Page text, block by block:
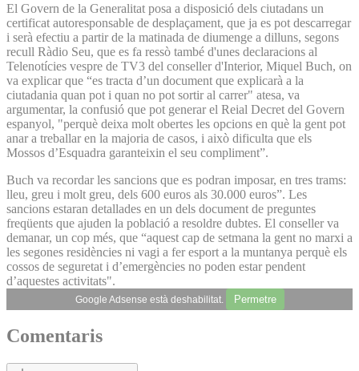
El Govern de la Generalitat posa a disposició dels ciutadans un
certificat autoresponsable de desplaçament, que ja es pot descarregar
i serà efectiu a partir de la matinada de diumenge a dilluns, segons
recull Ràdio Seu, que es fa ressò també d'unes declaracions al
Telenotícies vespre de TV3 del conseller d'Interior, Miquel Buch, on
va explicar que “es tracta d’un document que explicarà a la
ciutadania quan pot i quan no pot sortir al carrer" atesa, va
argumentar, la confusió que pot generar el Reial Decret del Govern
espanyol, "perquè deixa molt obertes les opcions en què la gent pot
anar a treballar en la majoria de casos, i això dificulta que els
Mossos d’Esquadra garanteixin el seu compliment”.
Buch va recordar les sancions que es podran imposar, en tres trams:
lleu, greu i molt greu, dels 600 euros als 30.000 euros”. Les
sancions estaran detallades en un dels document de preguntes
freqüents que ajuden la població a resoldre dubtes. El conseller va
demanar, un cop més, que “aquest cap de setmana la gent no marxi a
les segones residències ni vagi a fer esport a la muntanya perquè els
cossos de seguretat i d’emergències no poden estar pendent
d’aquestes activitats".
Google Adsense està deshabilitat. Permetre
Comentaris